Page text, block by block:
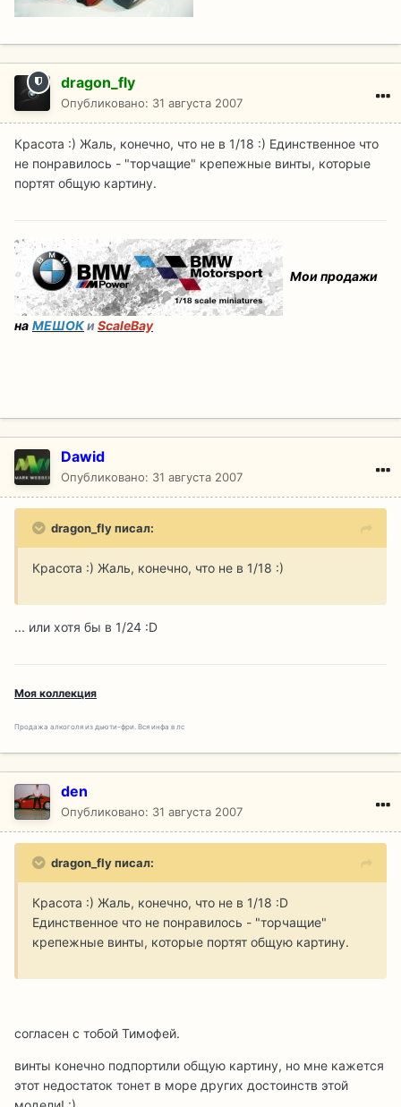
dragon_fly
Опубликовано: 31 августа 2007
Красота :) Жаль, конечно, что не в 1/18 :) Единственное что
не понравилось - "торчащие" крепежные винты, которые
портят общую картину.
Мои продажи
на МЕШОКиScaleBay
Dawid
Опубликовано: 31 августа 2007
dragon_fly писал:
Красота :) Жаль, конечно, что не в 1/18 :)
... или хотя бы в 1/24 :D
Моя коллекция
Продажа алкоголя из дьюти-фри. Вся инфа в лс
den
Опубликовано: 31 августа 2007
dragon_fly писал:
Красота :) Жаль, конечно, что не в 1/18 :D
Единственное что не понравилось - "торчащие"
крепежные винты, которые портят общую картину.
согласен с тобой Тимофей.
винты конечно подпортили общую картину, но мне кажется
этот недостаток тонет в море других достоинств этой